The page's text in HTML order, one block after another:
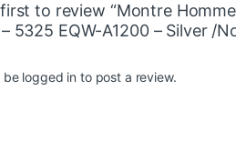
to review “Montre
5325 EQW-A1200 – Silver /
be logged in to post a review.